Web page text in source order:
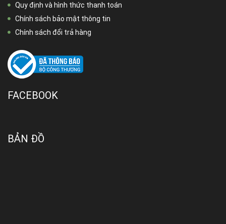
Quy định và hình thức thanh toán
Chính sách bảo mật thông tin
Chính sách đổi trả hàng
FACEBOOK
BẢN ĐỒ